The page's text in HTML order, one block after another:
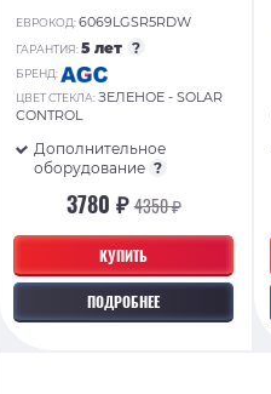
КУПИТЬ
ПОДРОБНЕЕ
ЕВРОКОД:6069LGSR5RDW
ГАРАНТИЯ:5 лет ?
БРЕНД:
ЦВЕТ СТЕКЛА:ЗЕЛЕНОЕ - SOLAR
CONTROL
Дополнительное
оборудование ?
3780 ₽4350 ₽